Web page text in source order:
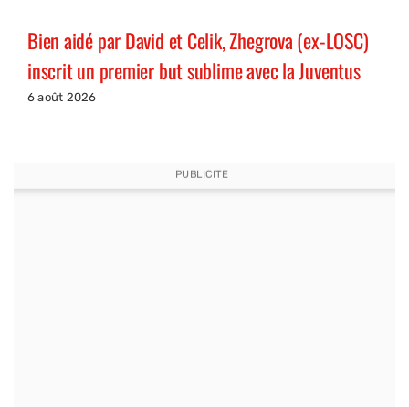
Bien aidé par David et Celik, Zhegrova (ex-LOSC)
inscrit un premier but sublime avec la Juventus
6 août 2026
PUBLICITE